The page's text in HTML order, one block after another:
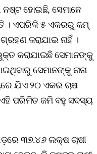
ହୋଇଛି, ସେମାନେ
। ଏପରିକି ୫ ଏକରରୁ କମ୍
କରାଯାଇ ନାହିଁ ।
କରାଯାଇଛି ସେମାନଙ୍କୁ
ସେମାନଙ୍କୁ ନାନା
ଯିଏ ୨୦ ଏକର ଚାଷ
ପରିମିତ ଜମି ବହୁ ସଦସ୍ୟ
୩୭.୪୬ ଲକ୍ଷ ଚାଷୀ